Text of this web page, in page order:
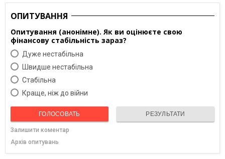
ОПИТУВАННЯ
Опитування (анонімне). Як ви оцінюєте свою
фінансову стабільність зараз?
Дуже нестабільна
Швидше нестабільна
Cтабільна
Краще, ніж до війни
ГОЛОСОВАТЬ РЕЗУЛЬТАТИ
Залишити коментар
Архів опитувань